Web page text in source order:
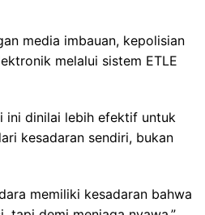
media imbauan, kepolisian
melalui sistem ETLE
ini dinilai lebih efektif untuk
kesadaran sendiri, bukan
memiliki kesadaran bahwa